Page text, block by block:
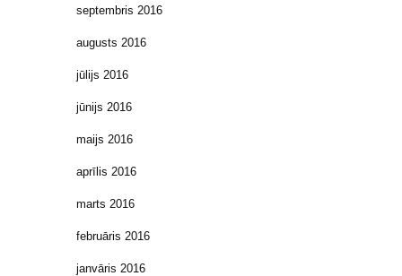
septembris 2016
augusts 2016
jūlijs 2016
jūnijs 2016
maijs 2016
aprīlis 2016
marts 2016
februāris 2016
janvāris 2016